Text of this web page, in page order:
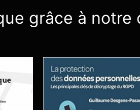
grâce à notre